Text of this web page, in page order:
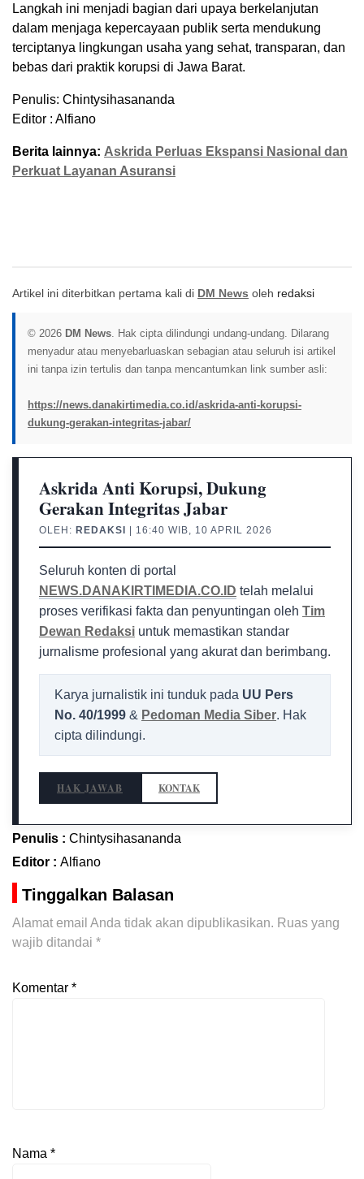
Langkah ini menjadi bagian dari upaya berkelanjutan
dalam menjaga kepercayaan publik serta mendukung
terciptanya lingkungan usaha yang sehat, transparan, dan
bebas dari praktik korupsi di Jawa Barat.
Penulis: Chintysihasananda
Editor : Alfiano
Berita lainnya: Askrida Perluas Ekspansi Nasional dan
Perkuat Layanan Asuransi
Artikel ini diterbitkan pertama kali di DM News oleh redaksi
© 2026 DM News. Hak cipta dilindungi undang-undang. Dilarang
menyadur atau menyebarluaskan sebagian atau seluruh isi artikel
ini tanpa izin tertulis dan tanpa mencantumkan link sumber asli:
https://news.danakirtimedia.co.id/askrida-anti-korupsi-
dukung-gerakan-integritas-jabar/
Askrida Anti Korupsi, Dukung
Gerakan Integritas Jabar
OLEH: REDAKSI | 16:40 WIB, 10 APRIL 2026
Seluruh konten di portal
NEWS.DANAKIRTIMEDIA.CO.ID telah melalui
proses verifikasi fakta dan penyuntingan oleh Tim
Dewan Redaksi untuk memastikan standar
jurnalisme profesional yang akurat dan berimbang.
Karya jurnalistik ini tunduk pada UU Pers
No. 40/1999 & Pedoman Media Siber. Hak
cipta dilindungi.
HAK JAWAB KONTAK
Penulis : Chintysihasananda
Editor : Alfiano
Tinggalkan Balasan
Alamat email Anda tidak akan dipublikasikan. Ruas yang
wajib ditandai *
Komentar *
Nama *